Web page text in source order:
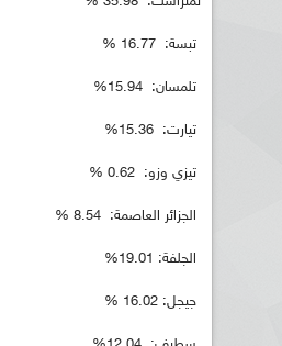
تبسة: 16.77 %
تلمسان: 15.94%
تيارت: 15.36%
تيزي وزو: 0.62 %
الجزائر العاصمة: 8.54 %
الجلفة: 19.01%
جيجل: 16.02 %